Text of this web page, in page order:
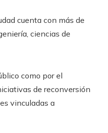
cuenta con más de
ciencias de
como por el
de reconversión
vinculadas a